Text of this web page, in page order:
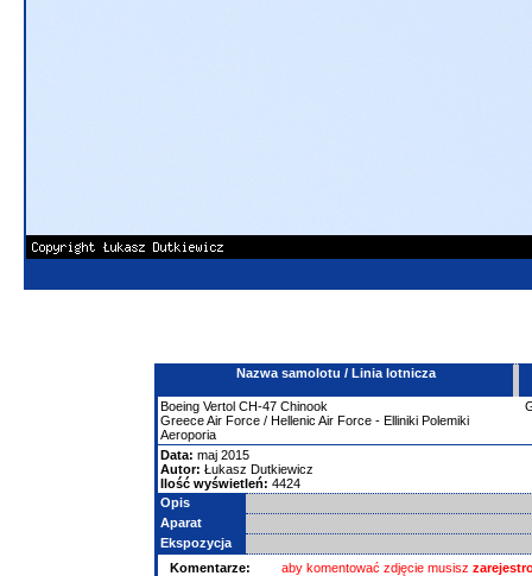
Nazwa samolotu / Linia lotnicza
Boeing Vertol CH-47 Chinook
Greece Air Force / Hellenic Air Force - Elliniki Polemiki
Aeroporia
Data: maj 2015
Autor: Łukasz Dutkiewicz
Ilość wyświetleń: 4424
Opis
Aparat
Ekspozycja
Komentarze:
aby komentować zdjęcie musisz